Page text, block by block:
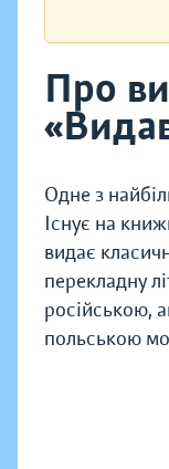
Про
Одне з
Існує на
видає
перекладну
російською,
польською